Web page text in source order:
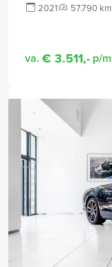
2021 57.790 km
va. € 3.511,- p/m